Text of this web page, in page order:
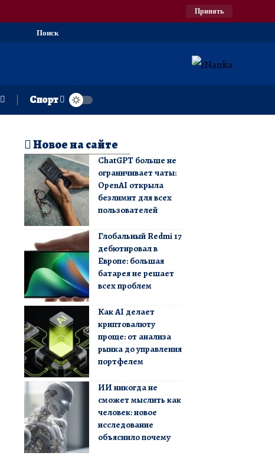
Принять
Поиск
Спорт
Новое на сайте
ChatGPT больше не
ограничивает чаты:
OpenAI открыла
безлимит для всех
пользователей
Глобальный Redmi 17
дебютировал в
Европе: большая
батарея не решает
всех проблем
Как AI делает
криптовалюту
проще: от анализа
рынка до управления
портфелем
ИИ никогда не
сможет мыслить как
человек: новое
исследование
объяснило почему